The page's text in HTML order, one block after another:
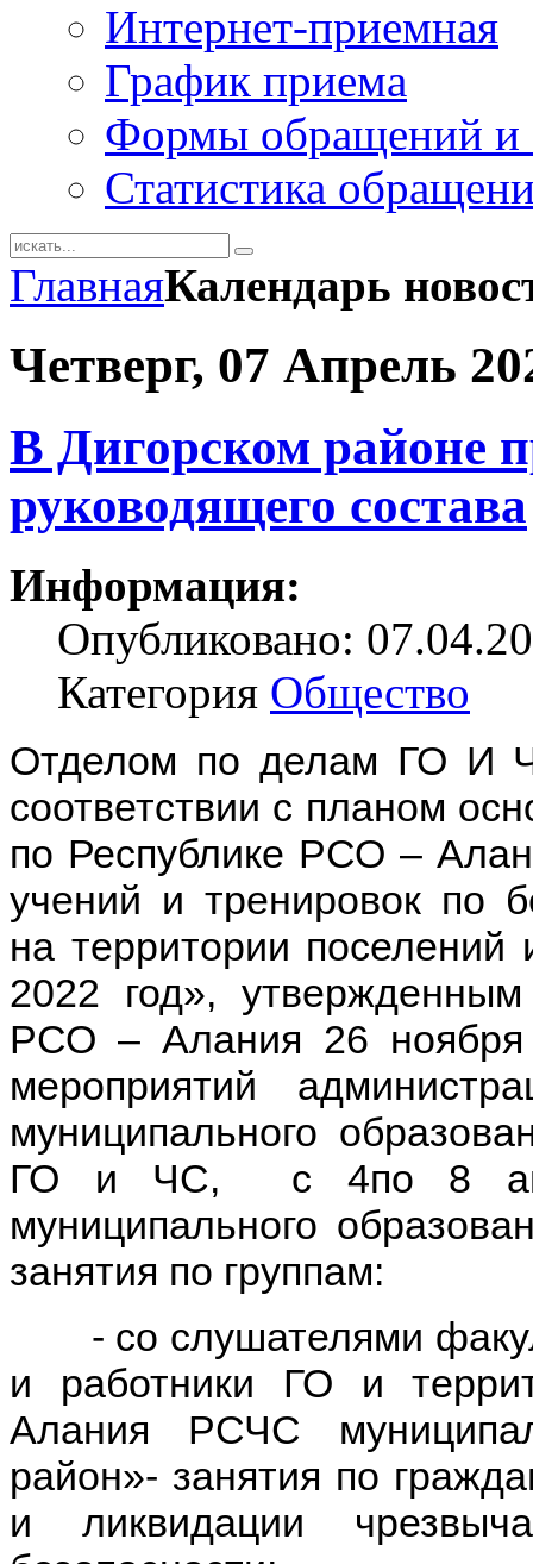
Интернет-приемная
График приема
Формы обращений и
Статистика
ГлавнаяКалендарь
Четверг, 07 Апрель
В Дигорском районе
руководящего состава
Информация:
Опубликовано:
Категория Общество
Отделом по делам ГО И
соответствии с планом
по Республике РСО –
учений и тренировок по
на территории
2022 год»,
РСО – Алания 26 ноября
мероприятий
муниципального
ГО и ЧС, с 4по 8
муниципального
занятия по группам:
- со слушателями
и работники ГО и
Алания РСЧС
район»- занятия по
и ликвидации